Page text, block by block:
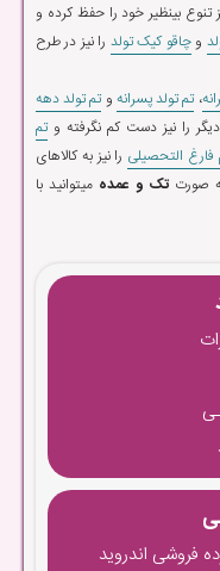
تنوع بینظیر خود را حفظ کرده و
وچاقو کیک تولد را نیز در طرح
،تم تولد پسرانه وتم تولد دهه
را نیز دست کم نگرفته وتم
فارغ التحصیلی را نیز به کالاهای
صورت تک و عمده میتوانید با
فروشی اندروید